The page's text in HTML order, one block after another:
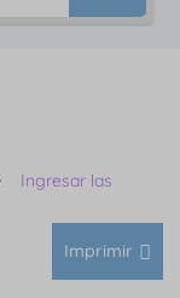
Ingresar las
Imprimir